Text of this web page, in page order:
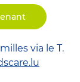
via le T.